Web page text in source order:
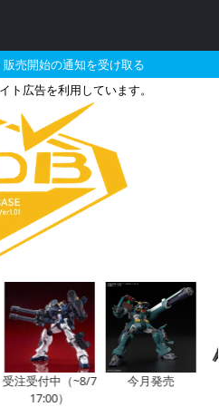
売開始の通知を受け取る
ト広告を利用しています。
長ガンダムエピ
受注受付中（~8/7
17:00）
今月発売